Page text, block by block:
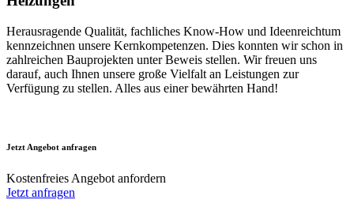
Herausragende Qualität, fachliches Know-How und Ideenreichtum
kennzeichnen unsere Kernkompetenzen. Dies konnten wir schon in
zahlreichen Bauprojekten unter Beweis stellen. Wir freuen uns
darauf, auch Ihnen unsere große Vielfalt an Leistungen zur
Verfügung zu stellen. Alles aus einer bewährten Hand!
Jetzt Angebot anfragen
Kostenfreies Angebot anfordern
Jetzt anfragen